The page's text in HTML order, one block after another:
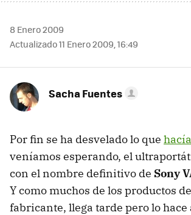
8 Enero 2009
Actualizado 11 Enero 2009, 16:49
Sacha Fuentes
Por fin se ha desvelado lo que
veníamos esperando, el
con el nombre definitivo de Sony
Y como muchos de los productos
fabricante, llega tarde pero lo hace